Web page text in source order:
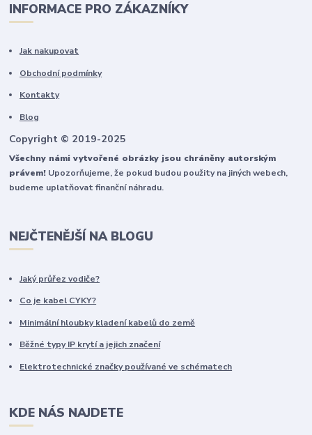
INFORMACE PRO ZÁKAZNÍKY
Jak nakupovat
Obchodní podmínky
Kontakty
Blog
Copyright © 2019-2025
Všechny námi vytvořené obrázky jsou chráněny autorským
právem! Upozorňujeme, že pokud budou použity na jiných webech,
budeme uplatňovat finanční náhradu.
NEJČTENĚJŠÍ NA BLOGU
Jaký průřez vodiče?
Co je kabel CYKY?
Minimální hloubky kladení kabelů do země
Běžné typy IP krytí a jejich značení
Elektrotechnické značky používané ve schématech
KDE NÁS NAJDETE